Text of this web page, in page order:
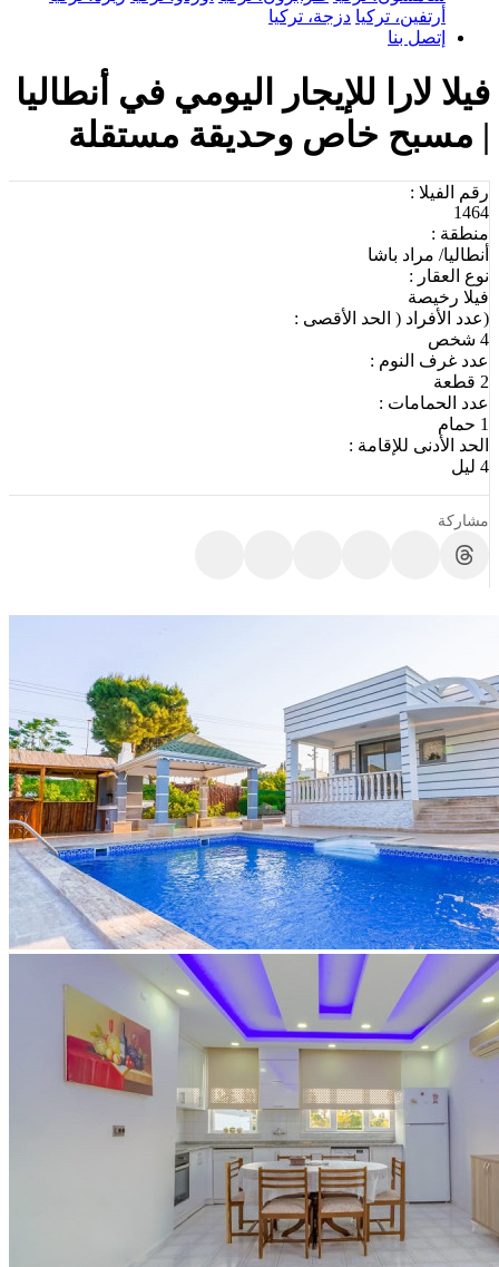
أرتفين، تركيا دزجة، تركيا
إتصل بنا
فيلا لارا للإيجار اليومي في أنطاليا
| مسبح خاص وحديقة مستقلة
رقم الفيلا :
1464
منطقة :
أنطاليا/ مراد باشا
نوع العقار :
فيلا رخيصة
(عدد الأفراد ( الحد الأقصى :
4 شخص
عدد غرف النوم :
2 قطعة
عدد الحمامات :
1 حمام
الحد الأدنى للإقامة :
4 ليل
مشاركة